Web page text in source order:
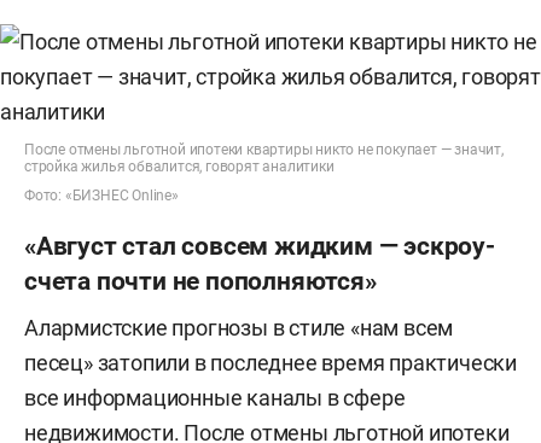
После отмены льготной ипотеки квартиры никто не покупает — значит,
стройка жилья обвалится, говорят аналитики
Фото: «БИЗНЕС Online»
«Август стал совсем жидким — эскроу-
счета почти не пополняются»
Алармистские прогнозы в стиле «нам всем
песец» затопили в последнее время практически
все информационные каналы в сфере
недвижимости. После отмены льготной ипотеки